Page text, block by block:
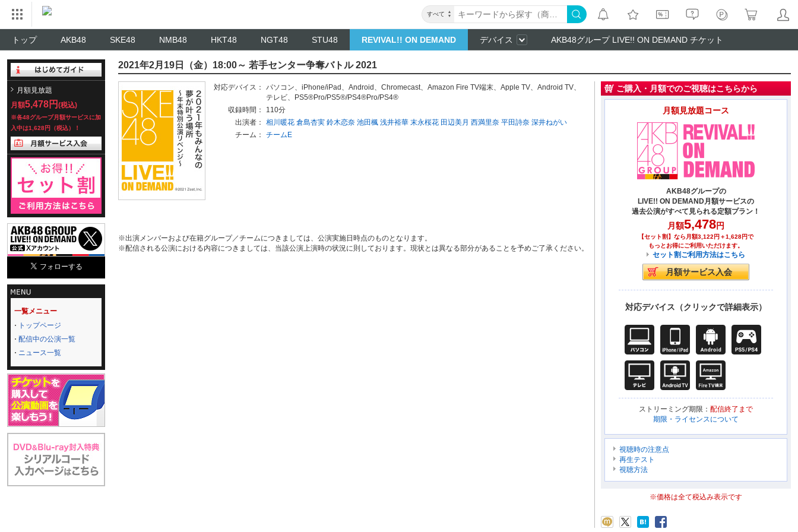
すべて
トップ AKB48 SKE48 NMB48 HKT48 NGT48 STU48 REVIVAL!! ON DEMAND デバイス AKB48グループ LIVE!! ON DEMAND チケット
月額見放題
月額5,478円 (税込)
※各48グループ月額サービスに加
入中は1,628円（税込）！
一覧メニュー
トップページ
配信中の公演一覧
ニュース一覧
2021年2月19日（金）18:00～ 若手センター争奪バトル 2021
対応デバイス： パソコン、 iPhone/iPad 、 Android 、 Chromecast、 Amazon Fire TV端末、 Apple TV、 Android TV、
テレビ、
PS5®Pro/PS5®/PS4®Pro/PS4®
収録時間：
110分
出演者：
相川暖花 倉島杏実 鈴木恋奈 池田楓 浅井裕華 末永桜花 田辺美月 西満里奈 平田詩奈 深井ねがい
チーム：
チームE
※出演メンバーおよび在籍グループ／チームにつきましては、公演実施日時点のものとなります。
※配信される公演における内容につきましては、当該公演上演時の状況に則しております。現状とは異なる部分があることを予めご了承ください。
ご購入・月額でのご視聴はこちらから
月額見放題コース
AKB48グループの
LIVE!! ON DEMAND月額サービスの
過去公演がすべて見られる定額プラン！
月額5,478円
【セット割】なら月額3,122円＋1,628円で
もっとお得にご利用いただけます。
セット割ご利用方法はこちら
対応デバイス（クリックで詳細表示）
ストリーミング期限： 配信終了まで
期限・ライセンスについて
視聴時の注意点
再生テスト
視聴方法
※価格は全て税込み表示です